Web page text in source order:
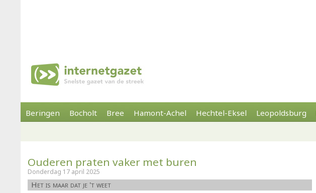
Beringen Bocholt Bree Hamont-Achel Hechtel-Eksel Leopoldsburg
Ouderen praten vaker met buren
Donderdag 17 april 2025
Het is maar dat je 't weet